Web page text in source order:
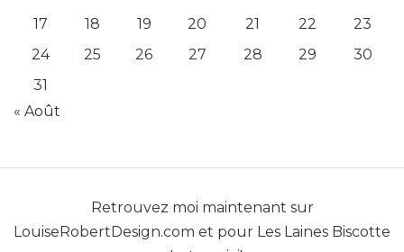
17
18 19 20 21 22
23
24
25 26 27 28 29
30
31
« Août
Retrouvez moi maintenant sur
LouiseRobertDesign.com et pour Les Laines Biscotte